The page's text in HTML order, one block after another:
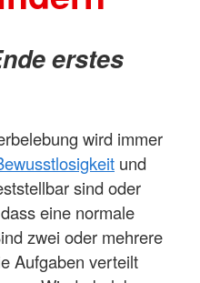
erstes
wird immer
und
sind oder
eine normale
zwei oder mehrere
Aufgaben verteilt